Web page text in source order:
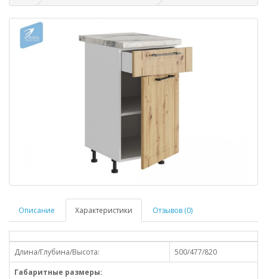
Описание Характеристики Отзывов (0)
Длина/Глубина/Высота:
500/477/820
Габаритные размеры: